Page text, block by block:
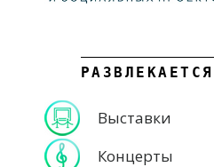
РАЗВЛЕКАЕТСЯ
Выставки
Концерты